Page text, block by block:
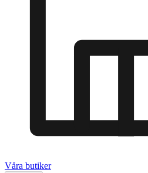
Våra butiker